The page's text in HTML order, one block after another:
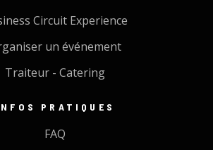
Circuit Experience
un événement
Traiteur - Catering
PRATIQUES
FAQ